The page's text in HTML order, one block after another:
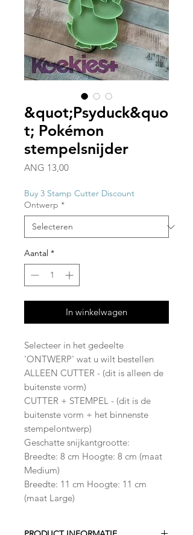
&quot;Psyduck&quo
t; Pokémon
stempelsnijder
ANG 13,00Prijs
Buy 3 Stamp Cutter Discount
Ontwerp *
Aantal *
In winkelwagen
Selecteer in het gedeelte
'ONTWERP' wat u wilt bestellen
ALLEEN CUTTER - (dit is alleen de
buitenste vorm)
CUTTER + STEMPEL - (dit is de
buitenste vorm + het binnenste
stempelontwerp)
Geschatte snijkantgrootte:
Breedte: 8 cm Hoogte: 8 cm (maat
Medium)
Breedte: 11 cm Hoogte: 11 cm
(maat Large)